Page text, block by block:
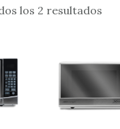
los 2 resultados